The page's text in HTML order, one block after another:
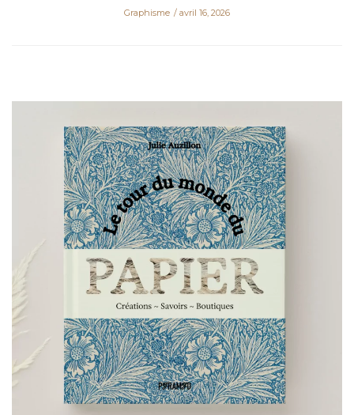
Graphisme avril 16, 2026